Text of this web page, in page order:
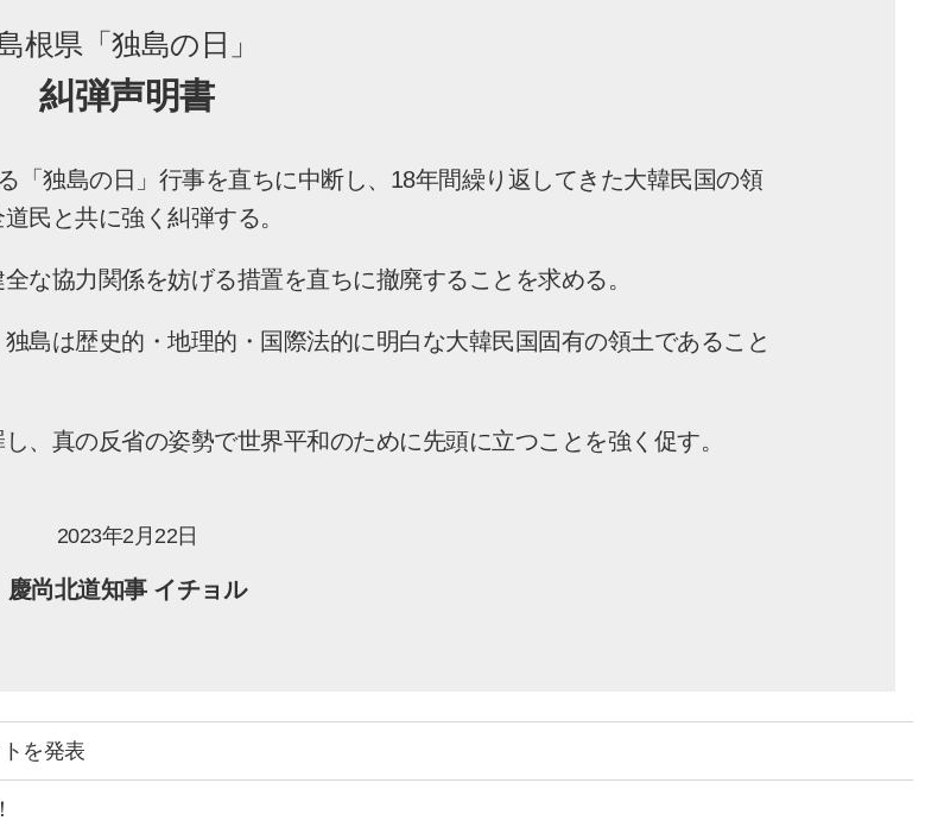
根県「独島の日」
糾弾声明書
「独島の日」行事を直ちに中断し、18年間繰り返してきた大韓民国の領
民と共に強く糾弾する。
な協力関係を妨げる措置を直ちに撤廃することを求める。
島は歴史的・地理的・国際法的に明白な大韓民国固有の領土であること
、真の反省の姿勢で世界平和のために先頭に立つことを強く促す。
2023年2月22日
慶尚北道知事 イチョル
を発表